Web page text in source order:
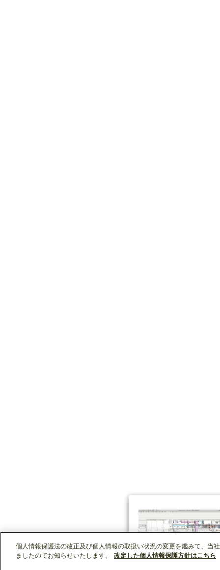
個人情報保護法の改正及び個人情報の取扱い状況の変更を鑑みて、当
ましたのでお知らせいたします。
改定した個人情報保護方針はこちら